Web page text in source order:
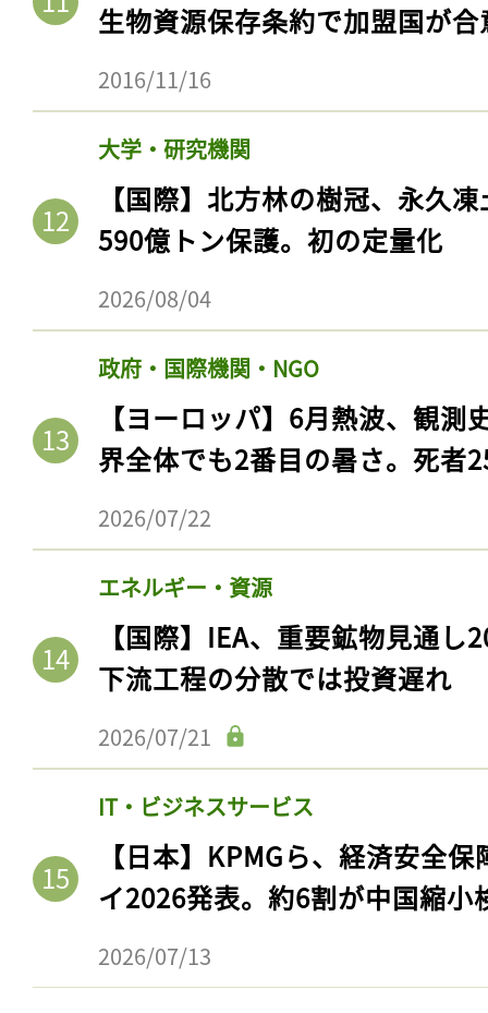
生物資源保存条約で加盟国が合
2016/11/16
大学・研究機関
【国際】北方林の樹冠、永久
590億トン保護。初の定量化
2026/08/04
政府・国際機関・NGO
【ヨーロッパ】6月熱波、観
界全体でも2番目の暑さ。死者
2026/07/22
エネルギー・資源
【国際】IEA、重要鉱物見通
下流工程の分散では投資遅れ
2026/07/21
IT・ビジネスサービス
【日本】KPMGら、経済安全
イ2026発表。約6割が中国縮小
2026/07/13